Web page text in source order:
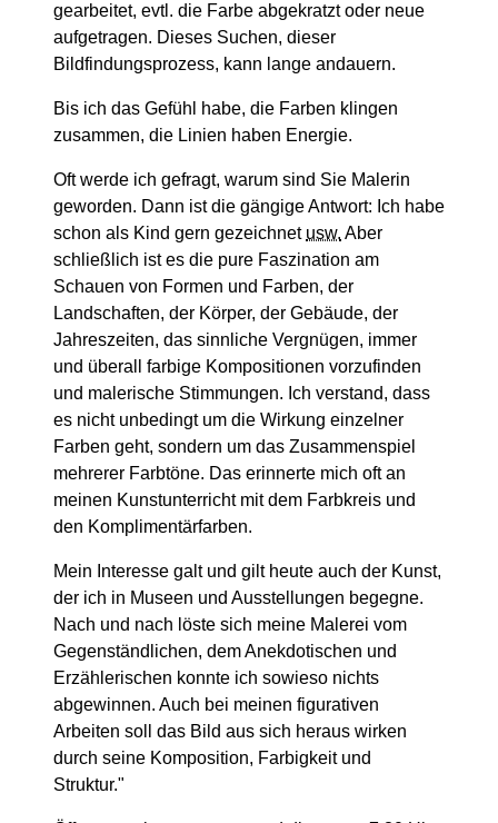
gearbeitet, evtl. die Farbe abgekratzt oder neue
aufgetragen. Dieses Suchen, dieser
Bildfindungsprozess, kann lange andauern.
Bis ich das Gefühl habe, die Farben klingen
zusammen, die Linien haben Energie.
Oft werde ich gefragt, warum sind Sie Malerin
geworden. Dann ist die gängige Antwort: Ich habe
schon als Kind gern gezeichnet usw. Aber
schließlich ist es die pure Faszination am
Schauen von Formen und Farben, der
Landschaften, der Körper, der Gebäude, der
Jahreszeiten, das sinnliche Vergnügen, immer
und überall farbige Kompositionen vorzufinden
und malerische Stimmungen. Ich verstand, dass
es nicht unbedingt um die Wirkung einzelner
Farben geht, sondern um das Zusammenspiel
mehrerer Farbtöne. Das erinnerte mich oft an
meinen Kunstunterricht mit dem Farbkreis und
den Komplimentärfarben.
Mein Interesse galt und gilt heute auch der Kunst,
der ich in Museen und Ausstellungen begegne.
Nach und nach löste sich meine Malerei vom
Gegenständlichen, dem Anekdotischen und
Erzählerischen konnte ich sowieso nichts
abgewinnen. Auch bei meinen figurativen
Arbeiten soll das Bild aus sich heraus wirken
durch seine Komposition, Farbigkeit und
Struktur."